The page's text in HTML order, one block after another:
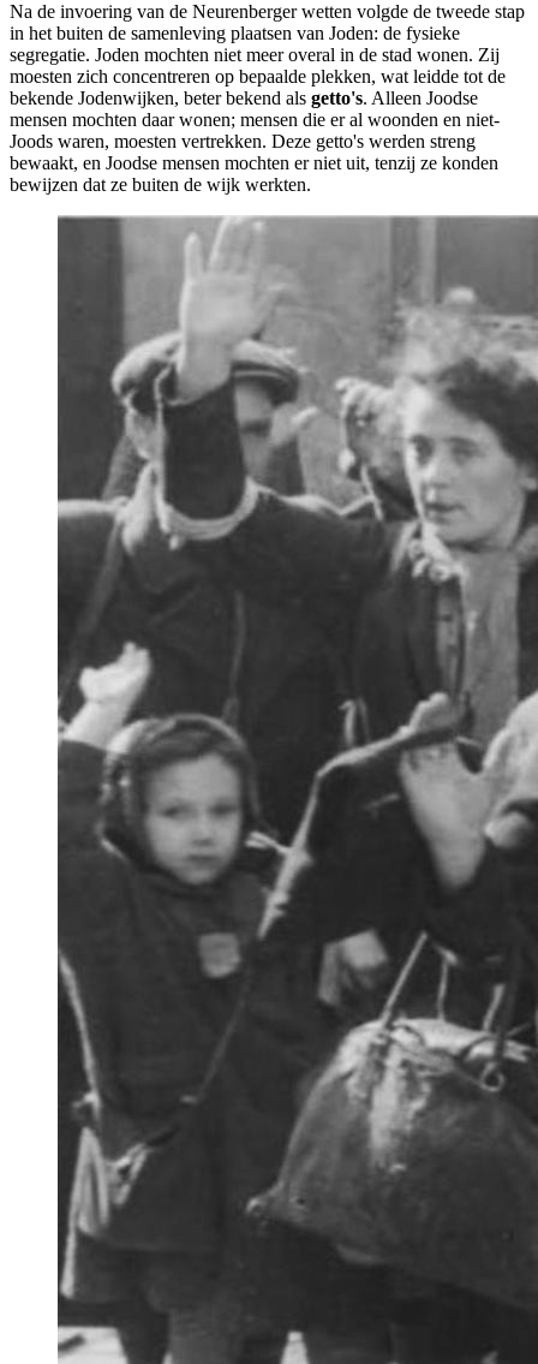
Na de invoering van de Neurenberger wetten volgde de tweede stap
in het buiten de samenleving plaatsen van Joden: de fysieke
segregatie. Joden mochten niet meer overal in de stad wonen. Zij
moesten zich concentreren op bepaalde plekken, wat leidde tot de
bekende Jodenwijken, beter bekend als getto's. Alleen Joodse
mensen mochten daar wonen; mensen die er al woonden en niet-
Joods waren, moesten vertrekken. Deze getto's werden streng
bewaakt, en Joodse mensen mochten er niet uit, tenzij ze konden
bewijzen dat ze buiten de wijk werkten.